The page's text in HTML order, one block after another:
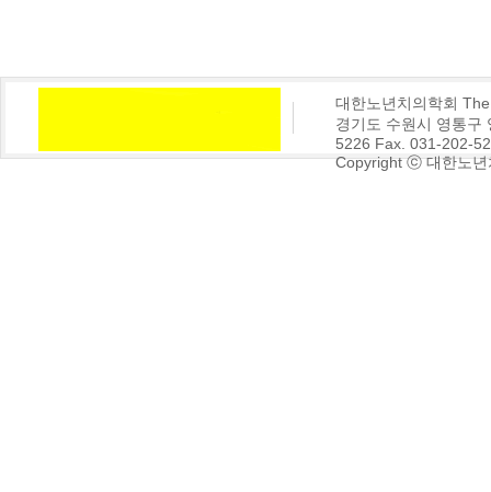
대한노년치의학회
경기도 수원시 영통
5226 Fax. 031-202-
Copyright ⓒ 대한노년